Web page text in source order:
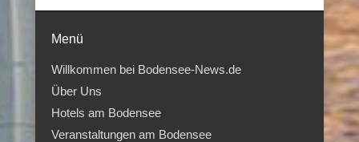
Menü
Willkommen bei Bodensee-News.de
Über Uns
Hotels am Bodensee
Veranstaltungen am Bodensee